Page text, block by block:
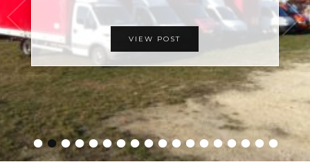
••••••••••••••••••
VIEW POST